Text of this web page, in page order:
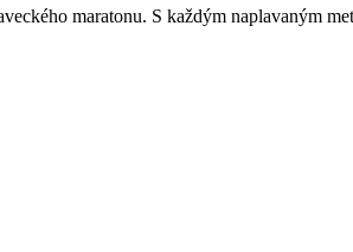
maratonu. S každým naplavaným